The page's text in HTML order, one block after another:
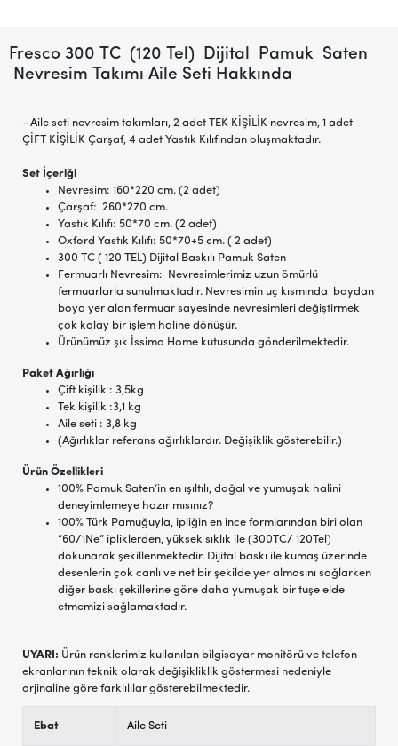
Fresco 300 TC (120 Tel) Dijital Pamuk Saten
Nevresim Takımı Aile Seti Hakkında
- Aile seti nevresim takımları, 2 adet TEK KİŞİLİK nevresim, 1 adet
ÇİFT KİŞİLİK Çarşaf, 4 adet Yastık Kılıfından oluşmaktadır.
Set İçeriği
Nevresim: 160*220 cm. (2 adet)
Çarşaf: 260*270 cm.
Yastık Kılıfı: 50*70 cm. (2 adet)
Oxford Yastık Kılıfı: 50*70+5 cm. ( 2 adet)
300 TC ( 120 TEL) Dijital Baskılı Pamuk Saten
Fermuarlı Nevresim: Nevresimlerimiz uzun ömürlü
fermuarlarla sunulmaktadır. Nevresimin uç kısmında boydan
boya yer alan fermuar sayesinde nevresimleri değiştirmek
çok kolay bir işlem haline dönüşür.
Ürünümüz şık İssimo Home kutusunda gönderilmektedir.
Paket Ağırlığı
Çift kişilik : 3,5kg
Tek kişilik :3,1 kg
Aile seti : 3,8 kg
(Ağırlıklar referans ağırlıklardır. Değişiklik gösterebilir.)
Ürün Özellikleri
100% Pamuk Saten’in en ışıltılı, doğal ve yumuşak halini
deneyimlemeye hazır mısınız?
100% Türk Pamuğuyla, ipliğin en ince formlarından biri olan
“60/1Ne” ipliklerden, yüksek sıklık ile (300TC/ 120Tel)
dokunarak şekillenmektedir. Dijital baskı ile kumaş üzerinde
desenlerin çok canlı ve net bir şekilde yer almasını sağlarken
diğer baskı şekillerine göre daha yumuşak bir tuşe elde
etmemizi sağlamaktadır.
UYARI: Ürün renklerimiz kullanılan bilgisayar monitörü ve telefon
ekranlarının teknik olarak değişikliklik göstermesi nedeniyle
orjinaline göre farklılılar gösterebilmektedir.
Ebat Aile Seti